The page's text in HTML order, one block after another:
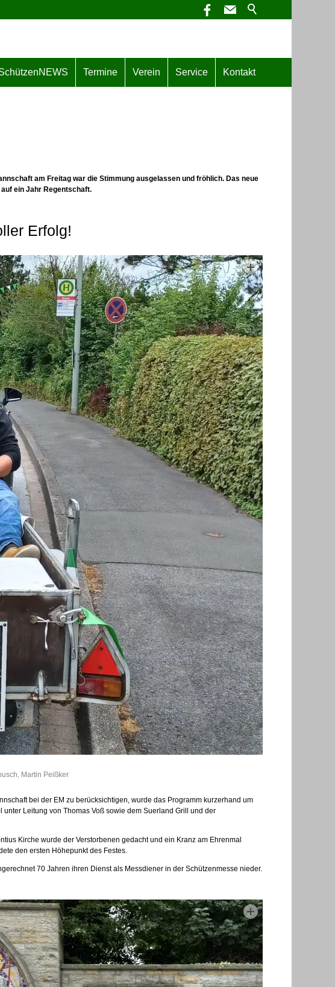
Termine Verein Service Kontakt
am Freitag war die Stimmung ausgelassen und fröhlich. Das neue
ein Jahr Regentschaft.
Erfolg!
Martin Peißker
bei der EM zu berücksichtigen, wurde das Programm kurzerhand um
Leitung von Thomas Voß sowie dem Suerland Grill und der
Kirche wurde der Verstorbenen gedacht und ein Kranz am Ehrenmal
den ersten Höhepunkt des Festes.
70 Jahren ihren Dienst als Messdiener in der Schützenmesse nieder.